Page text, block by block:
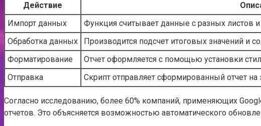
Действие
Импорт данных
Функция считывает данные с разных листов
Обработка данных
Производится подсчет итоговых значений и
Форматирование
Отчет оформляется с помощью установки
Отправка
Скрипт отправляет сформированный отчет
Согласно исследованию, более 60% компаний, применяющих
отчетов. Это объясняется возможностью автоматического